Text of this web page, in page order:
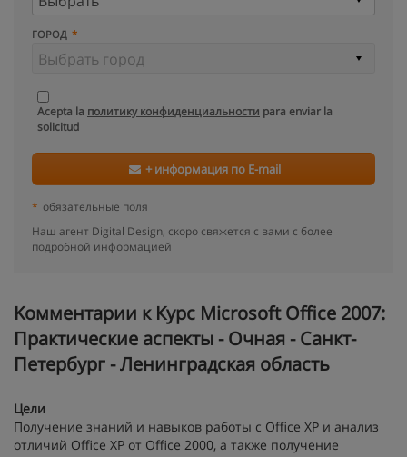
ГОРОД
Acepta la политику конфиденциальности para enviar la
solicitud
+ информация по E-mail
* обязательные поля
Наш агент Digital Design, скоро свяжется с вами с более
подробной информацией
Kомментарии к Курс Microsoft Office 2007:
Практические аспекты - Очная - Санкт-
Петербург - Ленинградская область
Цели
Получение знаний и навыков работы с Office XP и анализ
отличий Office XP от Office 2000, а также получение